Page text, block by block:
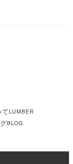
LUMBER
BLOG